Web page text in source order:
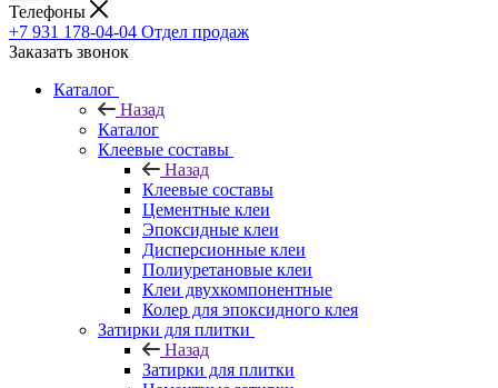
Телефоны
+7 931 178-04-04 Отдел продаж
Заказать звонок
Каталог
Назад
Каталог
Клеевые составы
Назад
Клеевые составы
Цементные клеи
Эпоксидные клеи
Дисперсионные клеи
Полиуретановые клеи
Клеи двухкомпонентные
Колер для эпоксидного клея
Затирки для плитки
Назад
Затирки для плитки